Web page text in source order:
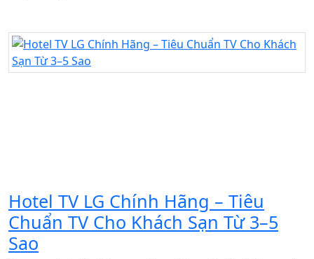
Hotel TV LG Chính Hãng – Tiêu
Chuẩn TV Cho Khách Sạn Từ 3–5
Sao